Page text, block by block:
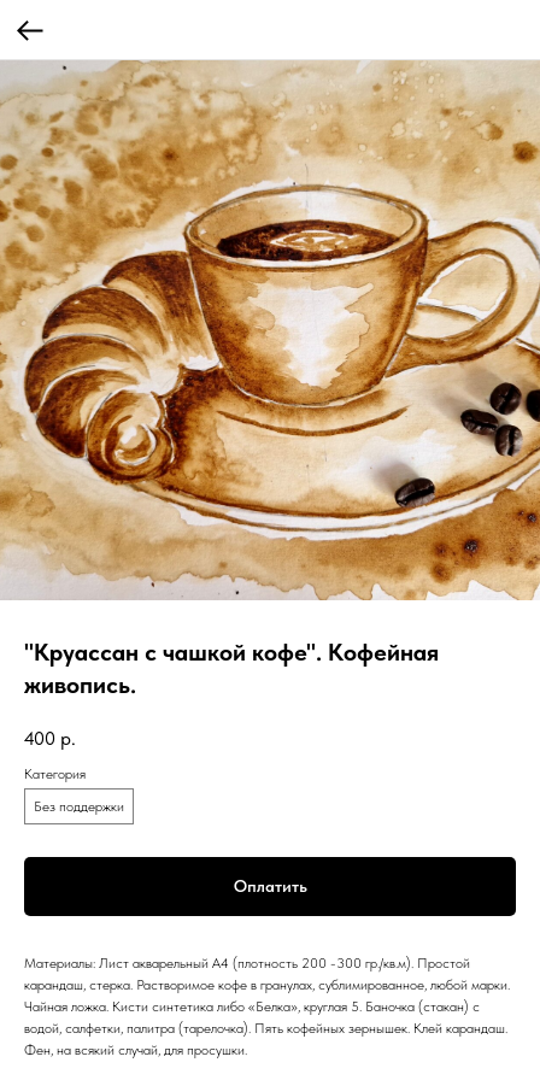
"Круассан с чашкой кофе". Кофейная
живопись.
400 р.
Категория
Без поддержки
Оплатить
Материалы: Лист акварельный А4 (плотность 200 -300 гр./кв.м). Простой
карандаш, стерка. Растворимое кофе в гранулах, сублимированное, любой марки.
Чайная ложка. Кисти синтетика либо «Белка», круглая 5. Баночка (стакан) с
водой, салфетки, палитра (тарелочка). Пять кофейных зернышек. Клей карандаш.
Фен, на всякий случай, для просушки.